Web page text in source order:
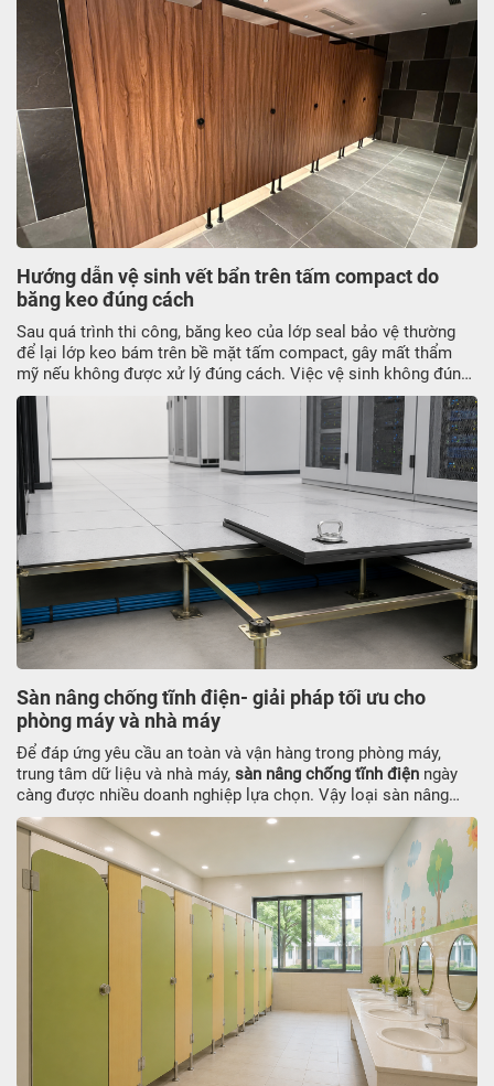
Hướng dẫn vệ sinh vết bẩn trên tấm compact do
băng keo đúng cách
Sau quá trình thi công, băng keo của lớp seal bảo vệ thường
để lại lớp keo bám trên bề mặt tấm compact, gây mất thẩm
mỹ nếu không được xử lý đúng cách. Việc vệ sinh không đúng
kỹ thuật có thể làm trầy xước hoặc ảnh hưởng đến lớp phủ bề
mặt. Trong bài viết này, JATO sẽ hướng dẫn cách vệ sinh vết
bẩn tấm compact do băng keo sau thi công an toàn, hiệu quả,
giữ bề mạt sạch sẽ và bền lâu.
Sàn nâng chống tĩnh điện- giải pháp tối ưu cho
phòng máy và nhà máy
Để đáp ứng yêu cầu an toàn và vận hàng trong phòng máy,
trung tâm dữ liệu và nhà máy, sàn nâng chống tĩnh điện ngày
càng được nhiều doanh nghiệp lựa chọn. Vậy loại sàn nâng
này có ưu điểm gì, cấu tạo ra sao và chi phí thi công thế nào?
Cùng JATO tìm hiểu ngay thông tin dưới đây